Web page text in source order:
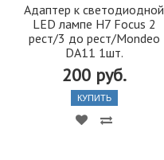
Адаптер к светодиодной
LED лампе H7 Focus 2
рест/3 до рест/Mondeo
DA11 1шт.
200 руб.
КУПИТЬ